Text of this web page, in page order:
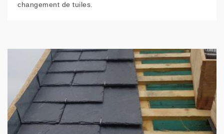
changement de tuiles.